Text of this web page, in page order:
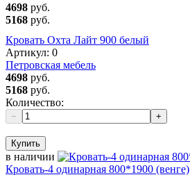
4698 руб.
5168 руб.
Кровать Охта Лайт 900 белый
Артикул: 0
Петровская мебель
4698 руб.
5168 руб.
Количество:
− +
Купить
в наличии
Кровать-4 одинарная 800*1900 (венге)